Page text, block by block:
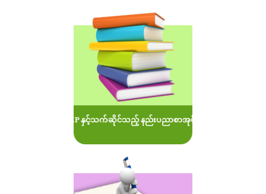
MOEP နှင့်သက်ဆိုင်သည့် နည်းပညာစာအုပ်များ